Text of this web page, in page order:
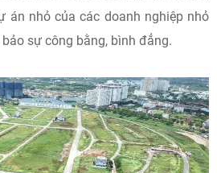
án nhỏ của các doanh nghiệp nhỏ
sự công bằng, bình đẳng.